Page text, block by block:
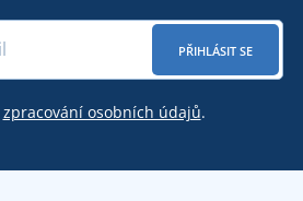
PŘIHLÁSIT SE
zpracování osobních údajů.